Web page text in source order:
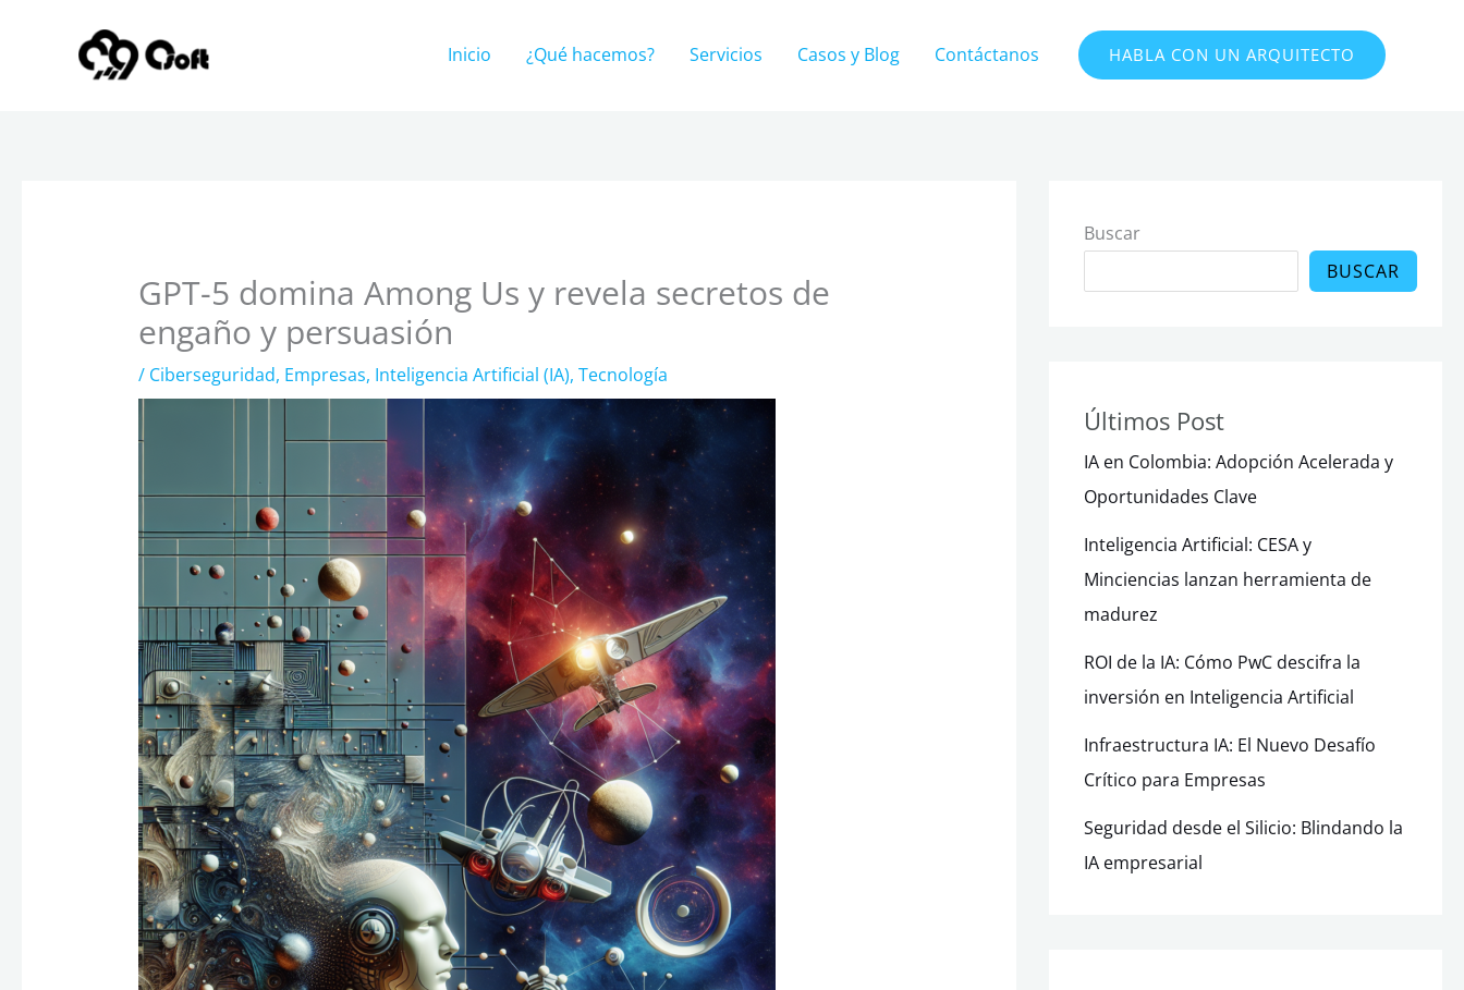
contenido
Inicio ¿Qué hacemos? Servicios Casos y Blog Contáctanos HABLA CON UN ARQUITECTO
GPT-5 domina Among Us y revela secretos de
engaño y persuasión
/ Ciberseguridad, Empresas, Inteligencia Artificial (IA), Tecnología
Buscar
BUSCAR
Últimos Post
IA en Colombia: Adopción Acelerada y
Oportunidades Clave
Inteligencia Artificial: CESA y
Minciencias lanzan herramienta de
madurez
ROI de la IA: Cómo PwC descifra la
inversión en Inteligencia Artificial
Infraestructura IA: El Nuevo Desafío
Crítico para Empresas
Seguridad desde el Silicio: Blindando la
IA empresarial